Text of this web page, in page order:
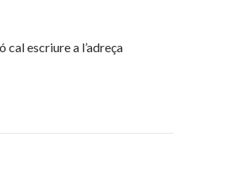
escriure a l’adreça